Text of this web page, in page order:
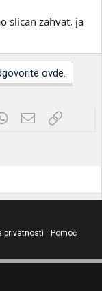
slican zahvat, ja
ovde.
WhatsApp
Imejl Link
privatnosti
Pomoć